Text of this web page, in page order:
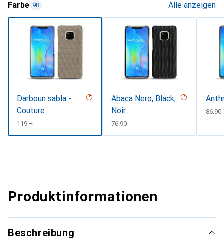
Farbe 98 Alle anzeigen
Darboun sabla -
Couture
CHF
119.–
Abaca Nero, Black,
Noir
CHF
76.90
CHF
86.90
Produktinformationen
Beschreibung